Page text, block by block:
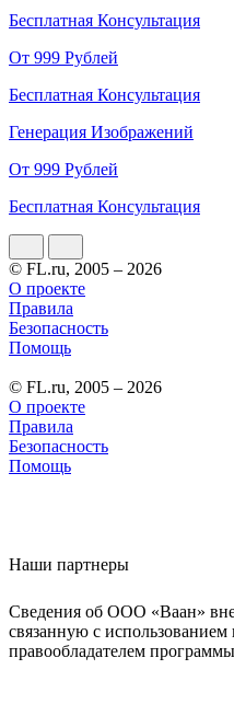
Бесплатная Консультация
От 999 Рублей
Бесплатная Консультация
Генерация Изображений
От 999 Рублей
Бесплатная Консультация
© FL.ru, 2005 – 2026
О проекте
Правила
Безопасность
Помощь
© FL.ru, 2005 – 2026
О проекте
Правила
Безопасность
Помощь
Наши партнеры
Сведения об ООО «Ваан»
связанную с
правообладателем